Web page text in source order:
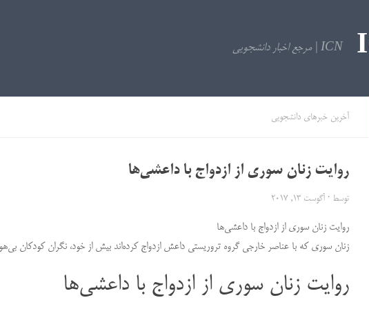
ICN | مرجع اخبار دانشجویی
آخرین خبرهای دانشجویی
روایت زنان سوری از ازدواج با داعشی‌ها
توسط · آگوست 13, 2017
روایت زنان سوری از ازدواج با داعشی‌ها
زنان سوری که با عناصر خارجی گروه تروریستی داعش ازدواج کرده‌اند بیش از خود، نگران کودکان
روایت زنان سوری از ازدواج با داعشی‌ها